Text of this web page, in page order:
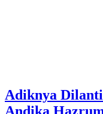
Adiknya